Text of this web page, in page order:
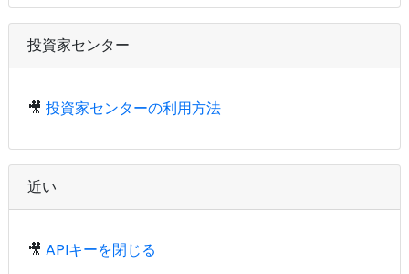
投資家センター
🎥 投資家センターの利用方法
近い
🎥 APIキーを閉じる